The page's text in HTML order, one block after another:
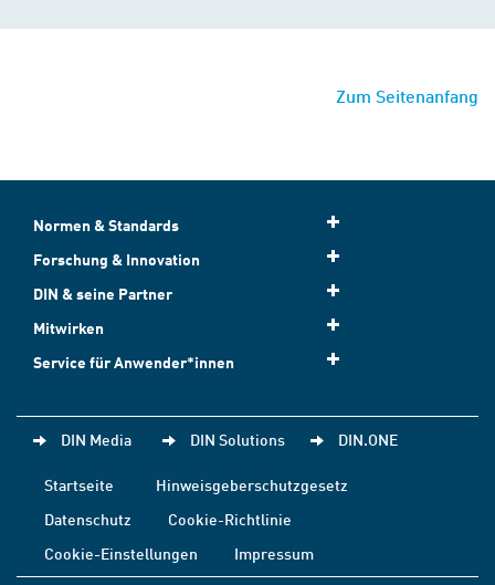
Zum Seitenanfang
Normen & Standards
Forschung & Innovation
DIN & seine Partner
Mitwirken
Service für Anwender*innen
DIN Media DIN Solutions DIN.ONE
Startseite
Hinweisgeberschutzgesetz
Datenschutz
Cookie-Richtlinie
Cookie-Einstellungen
Impressum